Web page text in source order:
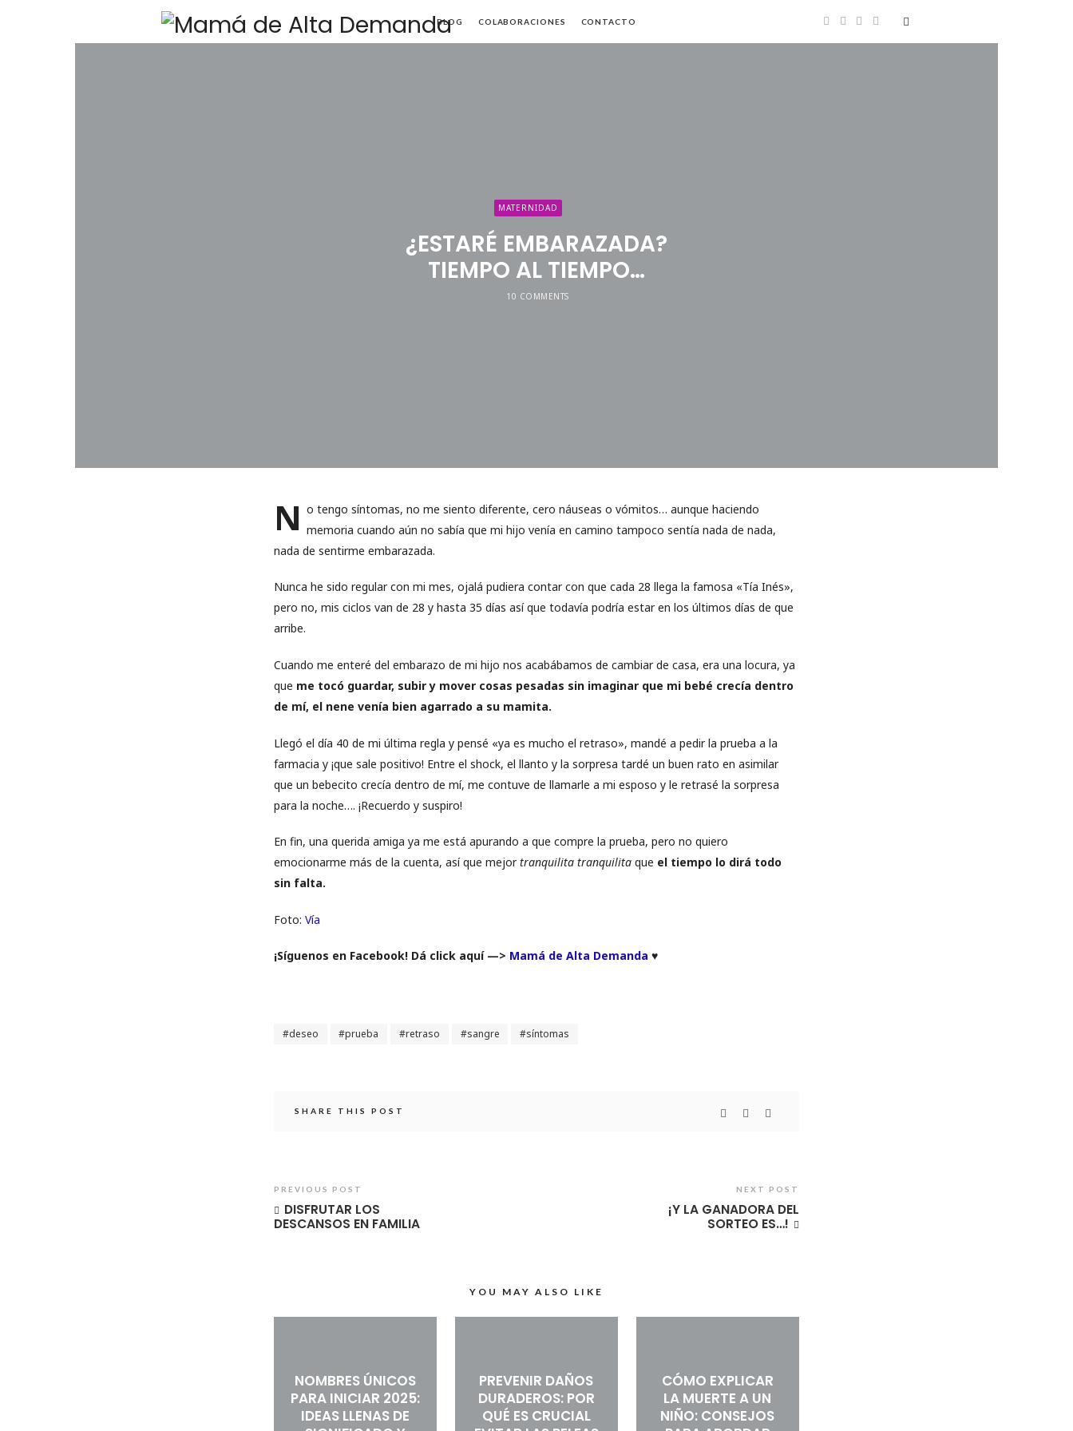
Mamá
de
BLOG COLABORACIONES CONTACTO
MATERNIDAD
¿ESTARÉ EMBARAZADA?
TIEMPO AL TIEMPO…
10 COMMENTS
N o tengo síntomas, no me siento diferente, cero náuseas o vómitos… aunque haciendo
memoria cuando aún no sabía que mi hijo venía en camino tampoco sentía nada de nada,
nada de sentirme embarazada.
Nunca he sido regular con mi mes, ojalá pudiera contar con que cada 28 llega la famosa «Tía Inés»,
pero no, mis ciclos van de 28 y hasta 35 días así que todavía podría estar en los últimos días de que
arribe.
Cuando me enteré del embarazo de mi hijo nos acabábamos de cambiar de casa, era una locura, ya
que me tocó guardar, subir y mover cosas pesadas sin imaginar que mi bebé crecía dentro
de mí, el nene venía bien agarrado a su mamita.
Llegó el día 40 de mi última regla y pensé «ya es mucho el retraso», mandé a pedir la prueba a la
farmacia y ¡que sale positivo! Entre el shock, el llanto y la sorpresa tardé un buen rato en asimilar
que un bebecito crecía dentro de mí, me contuve de llamarle a mi esposo y le retrasé la sorpresa
para la noche…. ¡Recuerdo y suspiro!
En fin, una querida amiga ya me está apurando a que compre la prueba, pero no quiero
emocionarme más de la cuenta, así que mejortranquilita tranquilita que el tiempo lo dirá todo
sin falta.
Foto: Vía
¡Síguenos en Facebook! Dá click aquí —> Mamá de Alta Demanda ♥
deseo prueba retraso sangre síntomas
SHARE THIS POST
PREVIOUS POST
DISFRUTAR LOS
DESCANSOS EN FAMILIA
NEXT POST
¡Y LA GANADORA DEL
SORTEO ES…!
YOU MAY ALSO LIKE
NOMBRES ÚNICOS
PARA INICIAR 2025:
IDEAS LLENAS DE
PREVENIR DAÑOS
DURADEROS: POR
QUÉ ES CRUCIAL
CÓMO EXPLICAR
LA MUERTE A UN
NIÑO: CONSEJOS